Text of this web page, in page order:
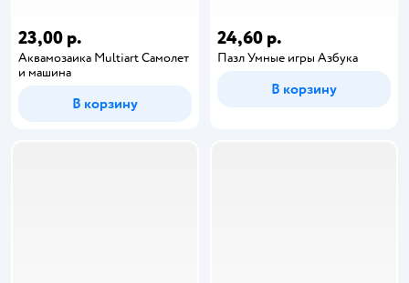
23,00 р.
Аквамозаика Multiart Самолет
и машина
В корзину
24,60 р.
Пазл Умные игры Азбука
В корзину